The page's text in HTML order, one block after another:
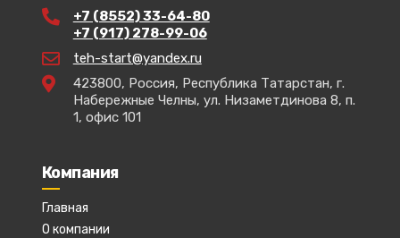
+7 (8552) 33-64-80
+7 (917) 278-99-06
teh-start@yandex.ru
423800, Россия, Республика Татарстан, г.
Набережные Челны, ул. Низаметдинова 8, п.
1, офис 101
Компания
Главная
О компании